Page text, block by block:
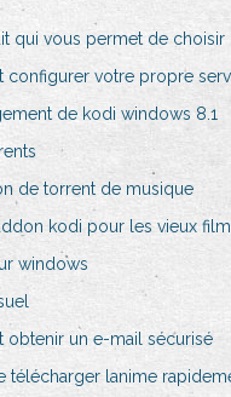
qui vous permet de
configurer votre propre
de kodi windows 8.1
de torrent de musique
kodi pour les vieux
windows
obtenir un e-mail sécurisé
télécharger lanime